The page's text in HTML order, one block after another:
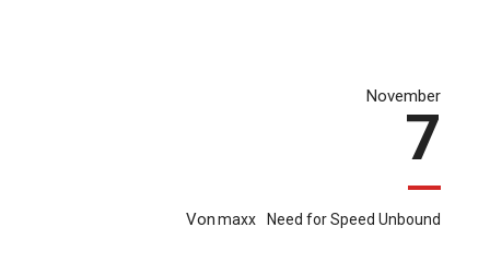
November
7
Vonmaxx Need for Speed Unbound